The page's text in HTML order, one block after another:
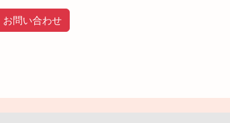
お問い合わせ